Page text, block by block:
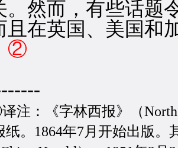
。然而，有些话题
且在英国、美国和
②
注：《字林西报》（
纸。1864年7月开始出版。